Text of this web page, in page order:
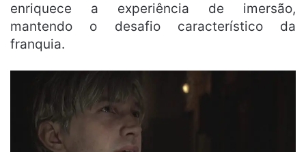
enriquece a experiência de imersão,
mantendo o desafio característico da
franquia.